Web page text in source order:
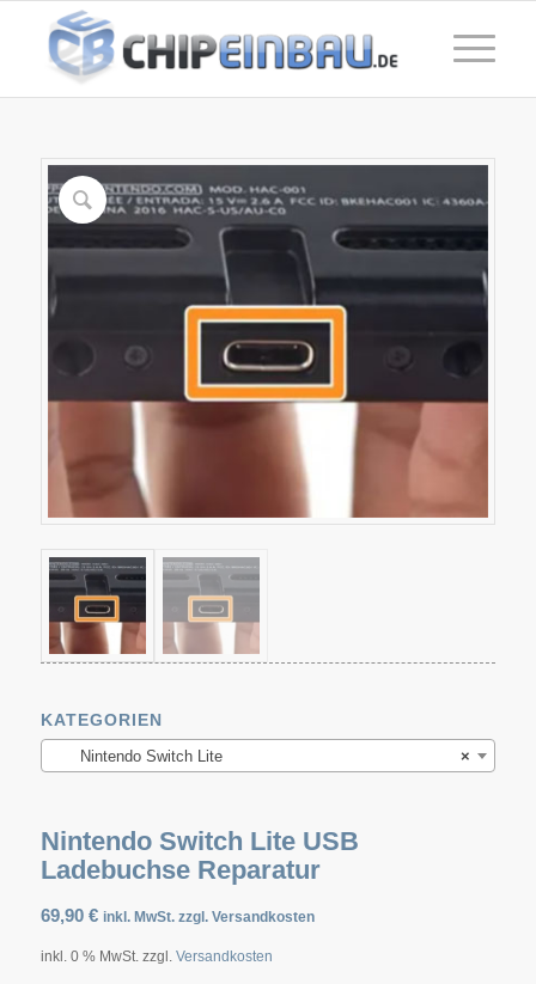
KATEGORIEN
×
Nintendo Switch Lite
Nintendo Switch Lite USB
Ladebuchse Reparatur
69,90 € inkl. MwSt. zzgl. Versandkosten
inkl. 0 % MwSt. zzgl. Versandkosten